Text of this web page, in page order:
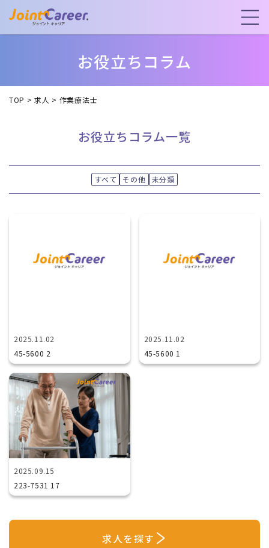
お役立ちコラム
TOP >求人 > 作業療法士
お役立ちコラム一覧
すべて その他 未分類
2025.11.02
45-5600 2
2025.11.02
45-5600 1
2025.09.15
223-7531 17
求人を探す